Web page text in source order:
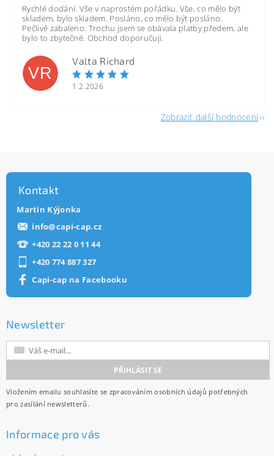
Rychlé dodání. Vše v naprostém pořádku. Vše, co mělo být
skladem, bylo skladem. Posláno, co mělo být posláno.
Pečlivě zabaleno. Trochu jsem se obávala platby předem, ale
bylo to zbytečné. Obchod doporučuji.
VR
Valta Richard
1.2.2026
Zobrazit další hodnocení
Kontakt
Martin Kýjonka
info@capi-cap.cz
+420 22 22 0 11 44
+420 774 887 327
Capi-cap na Facebooku
Newsletter
Vložením emailu souhlasíte se zpracováním osobních údajů potřebných
pro zasílání newsletterů.
Informace pro vás